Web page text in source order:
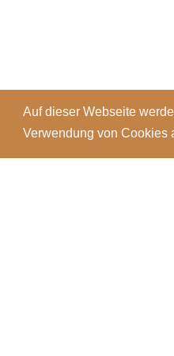
Auf dieser Webseite
Verwendung von Cookies